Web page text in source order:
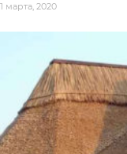
1 марта, 2020